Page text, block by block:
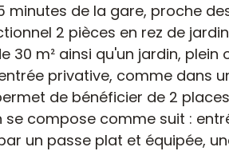
minutes de la gare, proche
2 pièces en rez de
30 m² ainsi qu'un jardin, plein
privative, comme dans
de bénéficier de 2
se compose comme suit :
un passe plat et équipée,